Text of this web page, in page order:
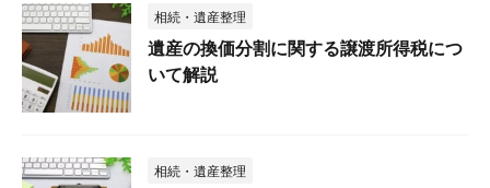
相続・遺産整理
遺産の換価分割に関する譲渡所得税につ
いて解説
相続・遺産整理